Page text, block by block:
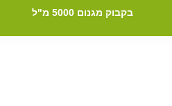
בקבוק מגנום 5000 מ"ל